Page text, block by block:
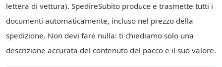
lettera di vettura). SpedireSubito produce e trasmette tutti i
documenti automaticamente, incluso nel prezzo della
spedizione. Non devi fare nulla: ti chiediamo solo una
descrizione accurata del contenuto del pacco e il suo valore.